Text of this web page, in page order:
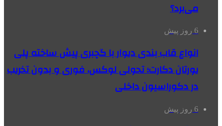
می‌برد؟
6 روز پیش
انواع قاب بندی دیوار با گچبری پیش ساخته پلی
یورتان دکارت؛ تحولی لوکس، فوری و بدون تخریب
در دکوراسیون داخلی
6 روز پیش